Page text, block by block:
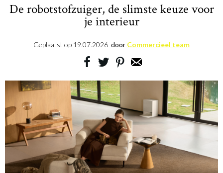
De robotstofzuiger, de slimste keuze voor
je interieur
Geplaatst op 19.07.2026 door Commercieel team